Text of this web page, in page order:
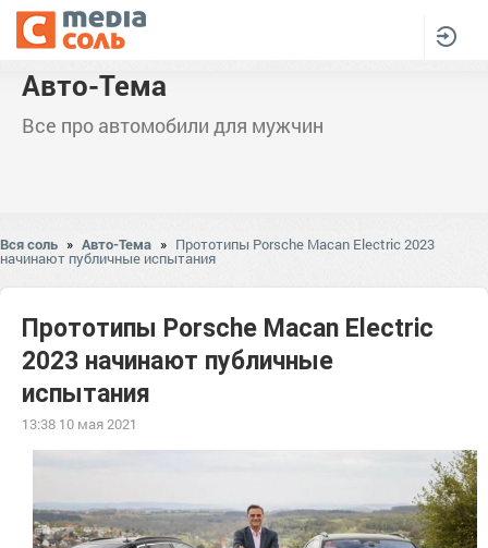
Авто-Тема
Все про автомобили для мужчин
Вся соль » Авто-Тема » Прототипы Porsche Macan Electric 2023
начинают публичные испытания
Прототипы Porsche Macan Electric
2023 начинают публичные
испытания
13:38 10 мая 2021